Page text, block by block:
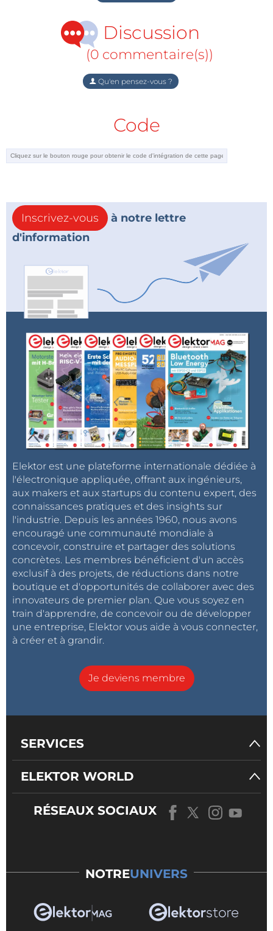
Discussion
(0 commentaire(s))
Qu'en pensez-vous ?
Code
Inscrivez-vous
à notre lettre
d'information
Elektor est une plateforme internationale dédiée à
l'électronique appliquée, offrant aux ingénieurs,
aux makers et aux startups du contenu expert, des
connaissances pratiques et des insights sur
l'industrie. Depuis les années 1960, nous avons
encouragé une communauté mondiale à
concevoir, construire et partager des solutions
concrètes. Les membres bénéficient d'un accès
exclusif à des projets, de réductions dans notre
boutique et d'opportunités de collaborer avec des
innovateurs de premier plan. Que vous soyez en
train d'apprendre, de concevoir ou de développer
une entreprise, Elektor vous aide à vous connecter,
à créer et à grandir.
Je deviens membre
SERVICES
ELEKTOR WORLD
RÉSEAUX SOCIAUX
NOTREUNIVERS